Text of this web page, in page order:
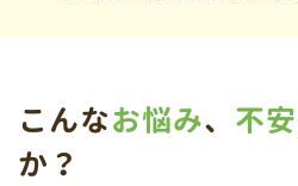
こんなお悩み、 不安
か？